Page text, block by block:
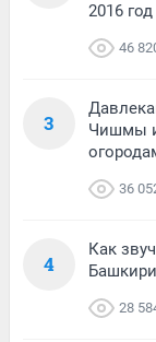
2016
46
3
Чишмы
36
4
Как
28